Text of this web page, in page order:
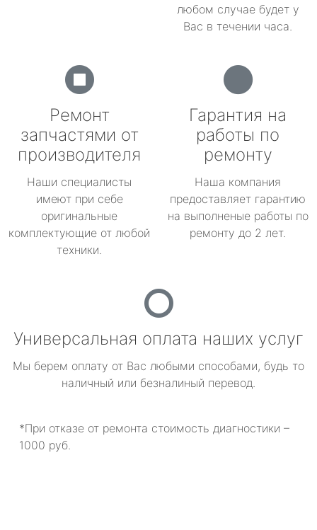
любом случае будет у
Вас в течении часа.
Ремонт
запчастями от
производителя
Наши специалисты
имеют при себе
оригинальные
комплектующие от любой
техники.
Гарантия на
работы по
ремонту
Наша компания
предоставляет гарантию
на выполненые работы по
ремонту до 2 лет.
Универсальная оплата наших услуг
Мы берем оплату от Вас любыми способами, будь то
наличный или безналиный перевод.
*При отказе от ремонта стоимость диагностики –
1000 руб.